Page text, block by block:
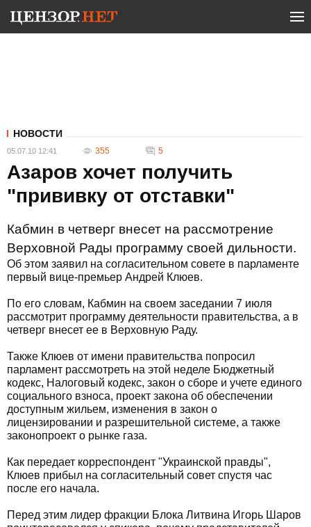
НОВОСТИ
05.07.10 12:41 355 5
Азаров хочет получить
"прививку от отставки"
Кабмин в четверг внесет на рассмотрение
Верховной Рады программу своей дильности.
Об этом заявил на согласительном совете в парламенте
первый вице-премьер Андрей Клюев.
По его словам, Кабмин на своем заседании 7 июля
рассмотрит программу деятельности правительства, а в
четверг внесет ее в Верховную Раду.
Также Клюев от имени правительства попросил
парламент рассмотреть на этой неделе Бюджетный
кодекс, Налоговый кодекс, закон о сборе и учете единого
социального взноса, проект закона об обеспечении
доступным жильем, изменения в закон о
лицензировании и разрешительной системе, а также
законопроект о рынке газа.
Как передает корреспондент "Украинской правды",
Клюев прибыл на согласительный совет спустя час
после его начала.
Перед этим лидер фракции Блока Литвина Игорь Шаров